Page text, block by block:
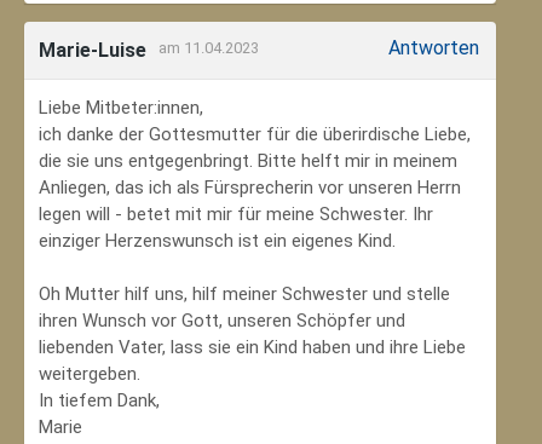
Marie-Luise am 11.04.2023 Antworten
Liebe Mitbeter:innen,
ich danke der Gottesmutter für die überirdische Liebe,
die sie uns entgegenbringt. Bitte helft mir in meinem
Anliegen, das ich als Fürsprecherin vor unseren Herrn
legen will - betet mit mir für meine Schwester. Ihr
einziger Herzenswunsch ist ein eigenes Kind.
Oh Mutter hilf uns, hilf meiner Schwester und stelle
ihren Wunsch vor Gott, unseren Schöpfer und
liebenden Vater, lass sie ein Kind haben und ihre Liebe
weitergeben.
In tiefem Dank,
Marie